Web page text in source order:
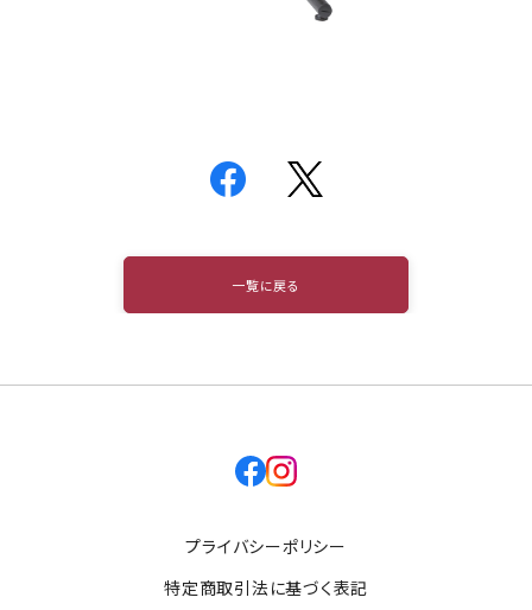
一覧に戻る
プライバシーポリシー
特定商取引法に基づく表記